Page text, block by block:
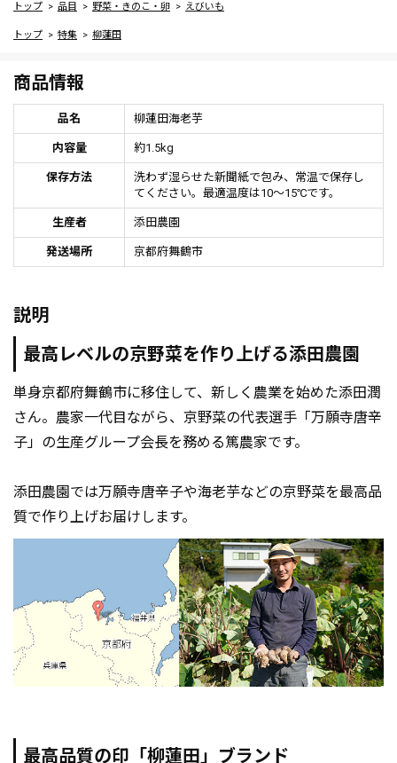
トップ 品目 野菜・きのこ・卵 えびいも
トップ 特集 柳蓮田
商品情報
品名 柳蓮田海老芋
内容量 約1.5kg
保存方法
洗わず湿らせた新聞紙で包み、常温で保存し
てください。最適温度は10～15℃です。
生産者 添田農園
発送場所 京都府舞鶴市
説明
最高レベルの京野菜を作り上げる添田農園
単身京都府舞鶴市に移住して、新しく農業を始めた添田潤
さん。農家一代目ながら、京野菜の代表選手「万願寺唐辛
子」の生産グループ会長を務める篤農家です。
添田農園では万願寺唐辛子や海老芋などの京野菜を最高品
質で作り上げお届けします。
最高品質の印「柳蓮田」ブランド